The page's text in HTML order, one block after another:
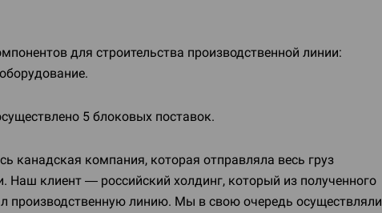
для строительства производственной линии:
5 блоковых поставок.
канадская компания, которая отправляла весь груз
Наш клиент — российский холдинг, который из полученного
производственную линию. Мы в свою очередь осуществляли